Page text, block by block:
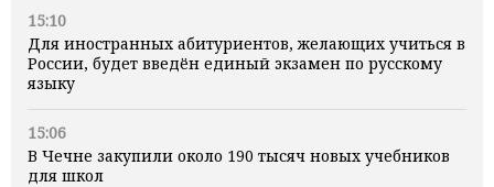
15:10
Для иностранных абитуриентов, желающих учиться в
России, будет введён единый экзамен по русскому
языку
15:06
В Чечне закупили около 190 тысяч новых учебников
для школ